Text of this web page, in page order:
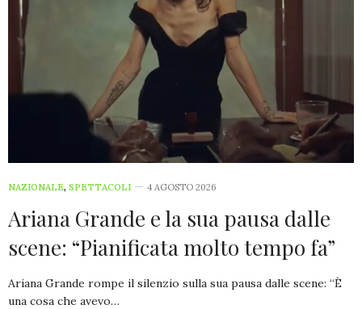
NAZIONALE, SPETTACOLI 4 AGOSTO 2026
Ariana Grande e la sua pausa dalle
scene: “Pianificata molto tempo fa”
Ariana Grande rompe il silenzio sulla sua pausa dalle scene: “È
una cosa che avevo…